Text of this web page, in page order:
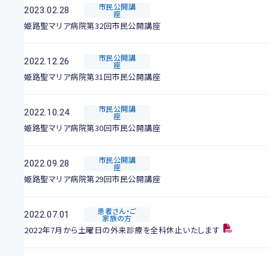
2023.02.28 市民公開講
座
姫路聖マリア病院第32回市民公開講座
2022.12.26 市民公開講
座
姫路聖マリア病院第31回市民公開講座
2022.10.24 市民公開講
座
姫路聖マリア病院第30回市民公開講座
2022.09.28 市民公開講
座
姫路聖マリア病院第29回市民公開講座
2022.07.01 患者さん・ご
家族の方
2022年7月から土曜日の外来診療を全科休止いたします